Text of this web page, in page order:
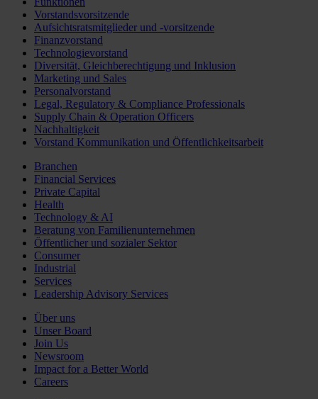
Vorstandsvorsitzende
Aufsichtsratsmitglieder und -vorsitzende
Finanzvorstand
Technologievorstand
Diversität, Gleichberechtigung und Inklusion
Marketing und Sales
Personalvorstand
Legal, Regulatory & Compliance Professionals
Supply Chain & Operation Officers
Nachhaltigkeit
Vorstand Kommunikation und Öffentlichkeitsarbeit
Branchen
Financial Services
Private Capital
Health
Technology & AI
Beratung von Familienunternehmen
Öffentlicher und sozialer Sektor
Consumer
Industrial
Services
Leadership Advisory Services
Über uns
Unser Board
Join Us
Newsroom
Impact for a Better World
Careers